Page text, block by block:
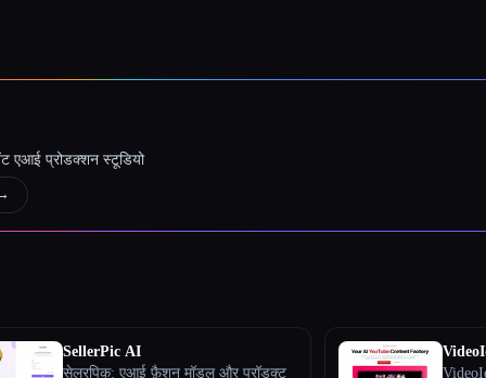
एआई प्रोडक्शन स्टूडियो
SellerPic AI
सेलरपिक: एआई फ़ैशन मॉडल और प्रॉडक्ट